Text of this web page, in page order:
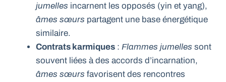
jumelles incarnent les opposés (yin et yang),
âmes sœurs partagent une base énergétique
similaire.
Contrats karmiques : Flammes jumelles sont
souvent liées à des accords d’incarnation,
âmes sœurs favorisent des rencontres